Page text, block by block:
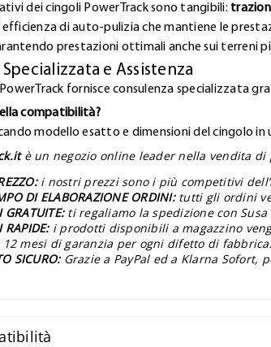
dei cingoli PowerTrack sono tangibili:
di auto-pulizia che mantiene le
prestazioni ottimali anche sui terreni
e Assistenza
fornisce consulenza specializzata
compatibilità?
modello esatto e dimensioni del cingolo in
è un negozio online leader nella vendita
i nostri prezzi sono i più competitivi
DI ELABORAZIONE ORDINI: tutti gli ordini
GRATUITE: ti regaliamo la spedizione con
RAPIDE: i prodotti disponibili a magazzino
12 mesi di garanzia per ogni difetto di
SICURO: Grazie a PayPal ed a Klarna